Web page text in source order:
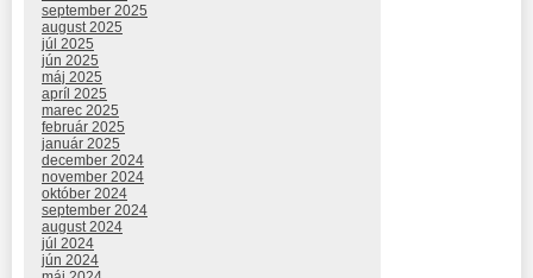
september 2025
august 2025
júl 2025
jún 2025
máj 2025
apríl 2025
marec 2025
február 2025
január 2025
december 2024
november 2024
október 2024
september 2024
august 2024
júl 2024
jún 2024